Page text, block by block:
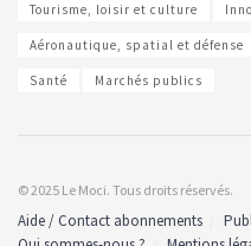
Tourisme, loisir et culture
Aéronautique, spatial et défense
Santé Marchés publics
© 2025 Le Moci. Tous droits réservés.
Aide / Contact abonnements